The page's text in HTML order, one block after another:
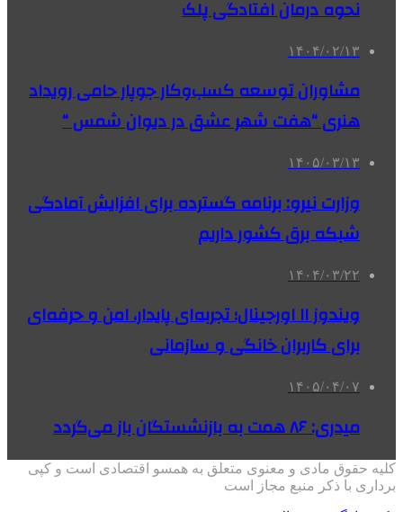
نحوه درمان افتادگی پلک
۱۴۰۴/۰۲/۱۳
مشاوران توسعه کسب‌وکار جوپار حامی رویداد
هنری “هفت شهر عشق در دیوان شمس “
۱۴۰۵/۰۳/۱۳
وزارت نیرو: برنامه‌ گسترده برای افزایش آمادگی
شبکه برق کشور داریم
۱۴۰۴/۰۳/۲۲
ویندوز ۱۱ اورجینال؛ تجربه‌ای پایدار، امن و حرفه‌ای
برای کاربران خانگی و سازمانی
۱۴۰۵/۰۴/۰۷
میدری: ۸۶ همت به بازنشستگان باز می‌گردد
کلیه حقوق مادی و معنوی متعلق به همسو اقتصادی است و کپی
برداری با ذکر منبع مجاز است